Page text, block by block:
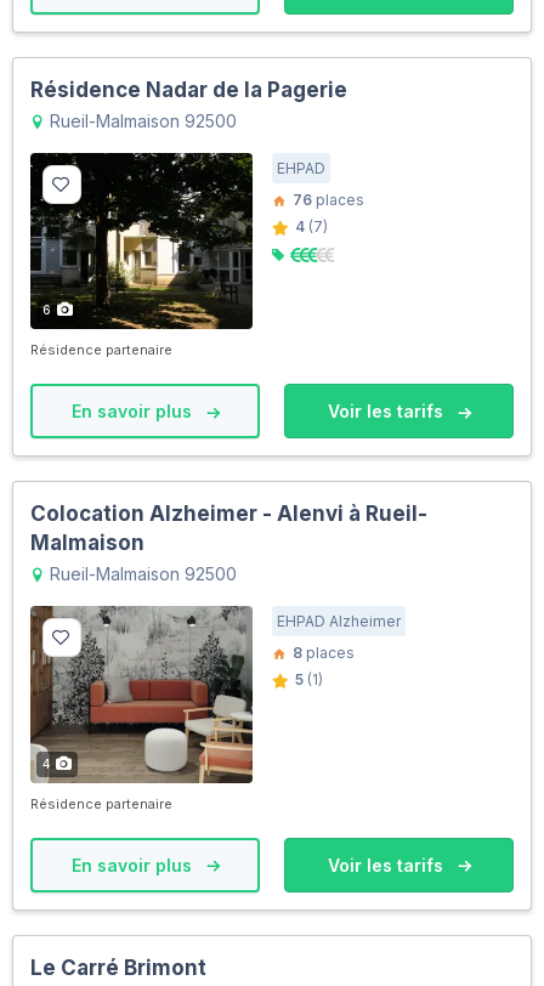
Résidence Nadar de la Pagerie
Rueil-Malmaison 92500
6
EHPAD
76 places
4 (7)
Résidence partenaire
En savoir plus Voir les tarifs
Colocation Alzheimer - Alenvi à Rueil-
Malmaison
Rueil-Malmaison 92500
4
EHPAD Alzheimer
8 places
5 (1)
Résidence partenaire
En savoir plus Voir les tarifs
Le Carré Brimont